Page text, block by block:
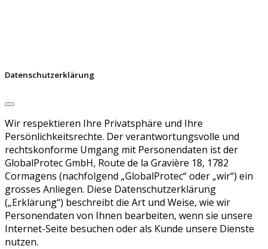
Datenschutzerklärung
Wir respektieren Ihre Privatsphäre und Ihre
Persönlichkeitsrechte. Der verantwortungsvolle und
rechtskonforme Umgang mit Personendaten ist der
GlobalProtec GmbH, Route de la Gravière 18, 1782
Cormagens (nachfolgend „GlobalProtec“ oder „wir“) ein
grosses Anliegen. Diese Datenschutzerklärung
(„Erklärung“) beschreibt die Art und Weise, wie wir
Personendaten von Ihnen bearbeiten, wenn sie unsere
Internet-Seite besuchen oder als Kunde unsere Dienste
nutzen.